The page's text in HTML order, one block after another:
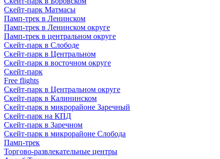
Скейт-парк Матмасы
Памп-трек в Ленинском
Памп-трек в Ленинском округе
Памп-трек в центральном округе
Скейт-парк в Слободе
Скейт-парк в Центральном
Скейт-парк в восточном округе
Скейт-парк
Free flights
Скейт-парк в Центральном округе
Скейт-парк в Калининском
Скейт-парк в микрорайоне Заречный
Скейт-парк на КПД
Скейт-парк в Заречном
Скейт-парк в микрорайоне Слобода
Памп-трек
Торгово-развлекательные центры